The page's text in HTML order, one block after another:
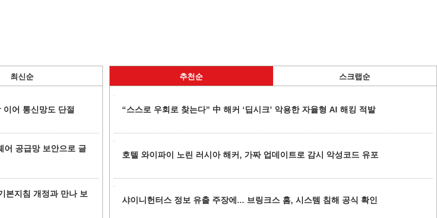
최신순
어 통신망도 단절
어 공급망 보안으로 글
본지침 개정과 만나 보
추천순 스크랩순
“스스로 우회로 찾는다” 中 해커 ‘딥시크’ 악용한 자율형 AI 해킹 적발
호텔 와이파이 노린 러시아 해커, 가짜 업데이트로 감시 악성코드 유포
샤이니헌터스 정보 유출 주장에... 브링크스 홈, 시스템 침해 공식 확인